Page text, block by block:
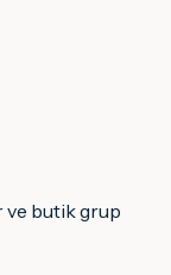
ve butik grup